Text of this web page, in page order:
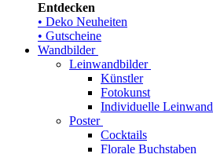
Entdecken
• Deko Neuheiten
• Gutscheine
Wandbilder
Leinwandbilder
Künstler
Fotokunst
Individuelle Leinwand
Poster
Cocktails
Florale Buchstaben